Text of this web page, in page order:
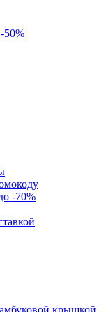
50%
-70%
крышкой